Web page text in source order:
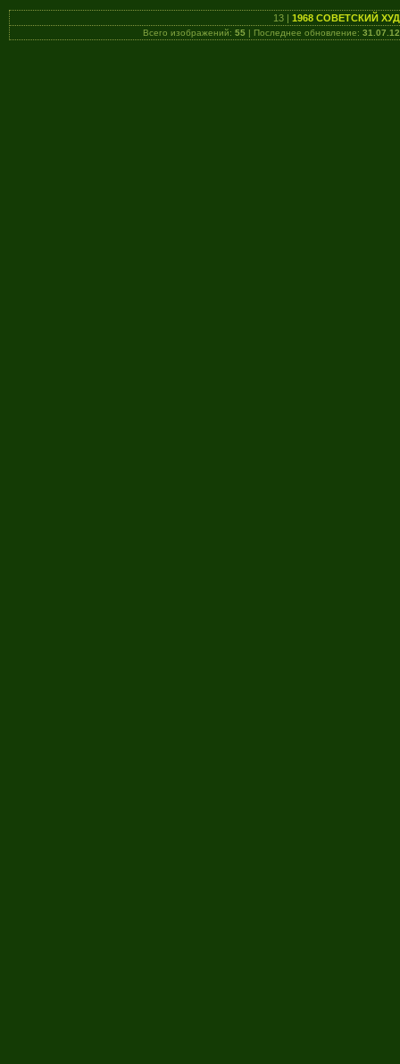
13 | 1968 СОВЕТСКИЙ
Всего изображений: 55| Последнее обновление: